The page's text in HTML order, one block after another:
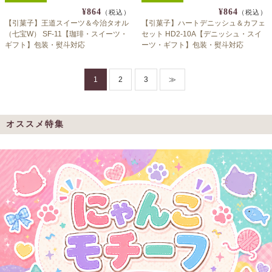
¥864 （税込）
【引菓子】王道スイーツ＆今治タオル
（七宝W） SF-11【珈琲・スイーツ・
ギフト】包装・熨斗対応
¥864 （税込）
【引菓子】ハートデニッシュ＆カフェ
セット HD2-10A【デニッシュ・スイ
ーツ・ギフト】包装・熨斗対応
1 2 3 ≫
オススメ特集